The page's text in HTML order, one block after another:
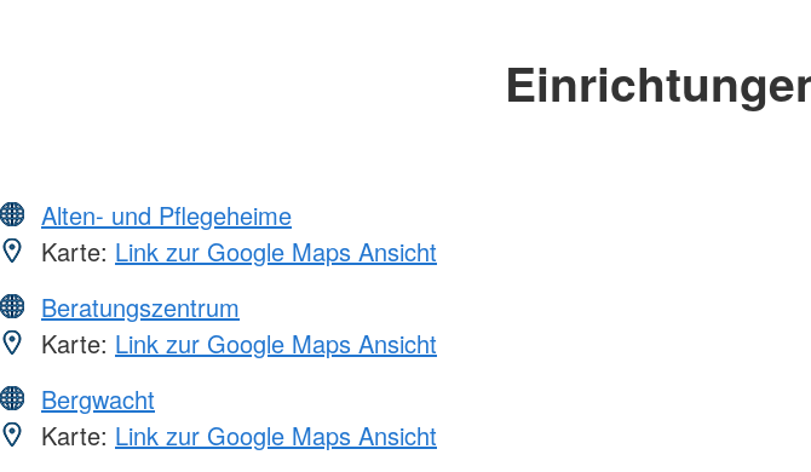
Alten- und Pflegeheime
Karte: Link zur Google Maps Ansicht
Beratungszentrum
Karte: Link zur Google Maps Ansicht
Bergwacht
Karte: Link zur Google Maps Ansicht